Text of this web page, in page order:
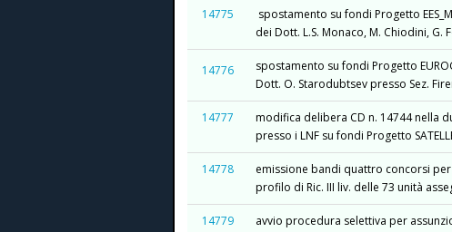
14775
spostamento su fondi Progetto
dei Dott. L.S. Monaco, M. Chiodini, G.
14776
spostamento su fondi Progetto
Dott. O. Starodubtsev presso Sez.
14777
modifica delibera CD n. 14744 nella
presso i LNF su fondi Progetto
14778
emissione bandi quattro concorsi
profilo di Ric. III liv. delle 73 unità
14779
avvio procedura selettiva per